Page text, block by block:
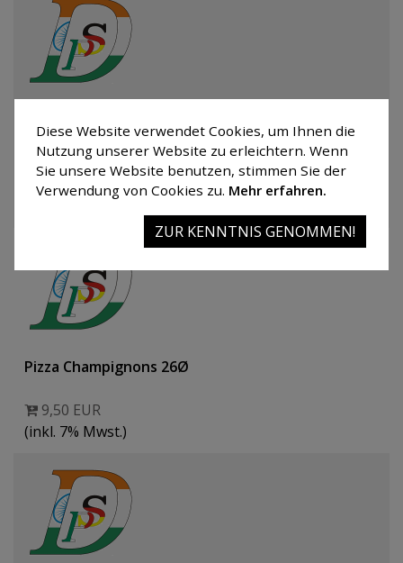
Diese Website verwendet Cookies, um Ihnen die
Nutzung unserer Website zu erleichtern. Wenn
Sie unsere Website benutzen, stimmen Sie der
Verwendung von Cookies zu. Mehr erfahren.
ZUR KENNTNIS GENOMMEN!
Tomatensoße mit Parmesan
11,00 EUR
Pizza Champignons 26Ø
9,50 EUR
(inkl. 7% Mwst.)